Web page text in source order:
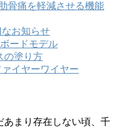
骨痛を軽減させる機能
お知らせ
ードモデル
の塗り方
イヤーワイヤー
あまり存在しない頃、千